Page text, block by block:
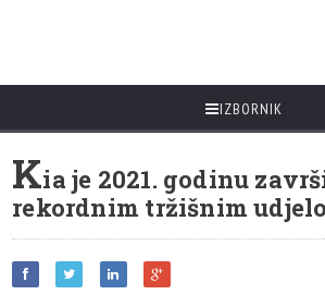
IZBORNIK
Kia je 2021. godinu
rekordnim tržišnim